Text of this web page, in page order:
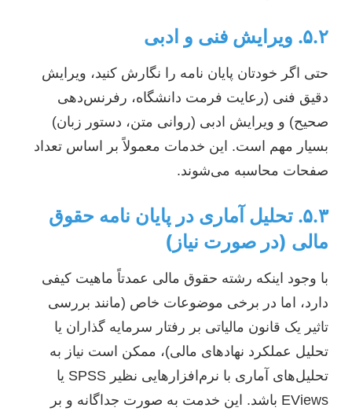
۵.۲. ویرایش فنی و ادبی
حتی اگر خودتان پایان نامه را نگارش کنید، ویرایش
دقیق فنی (رعایت فرمت دانشگاه، رفرنس‌دهی
صحیح) و ویرایش ادبی (روانی متن، دستور زبان)
بسیار مهم است. این خدمات معمولاً بر اساس تعداد
صفحات محاسبه می‌شوند.
۵.۳. تحلیل آماری در پایان نامه حقوق
مالی (در صورت نیاز)
با وجود اینکه رشته حقوق مالی عمدتاً ماهیت کیفی
دارد، اما در برخی موضوعات خاص (مانند بررسی
تاثیر یک قانون مالیاتی بر رفتار سرمایه گذاران یا
تحلیل عملکرد نهادهای مالی)، ممکن است نیاز به
تحلیل‌های آماری با نرم‌افزارهایی نظیر SPSS یا
EViews باشد. این خدمت به صورت جداگانه و بر